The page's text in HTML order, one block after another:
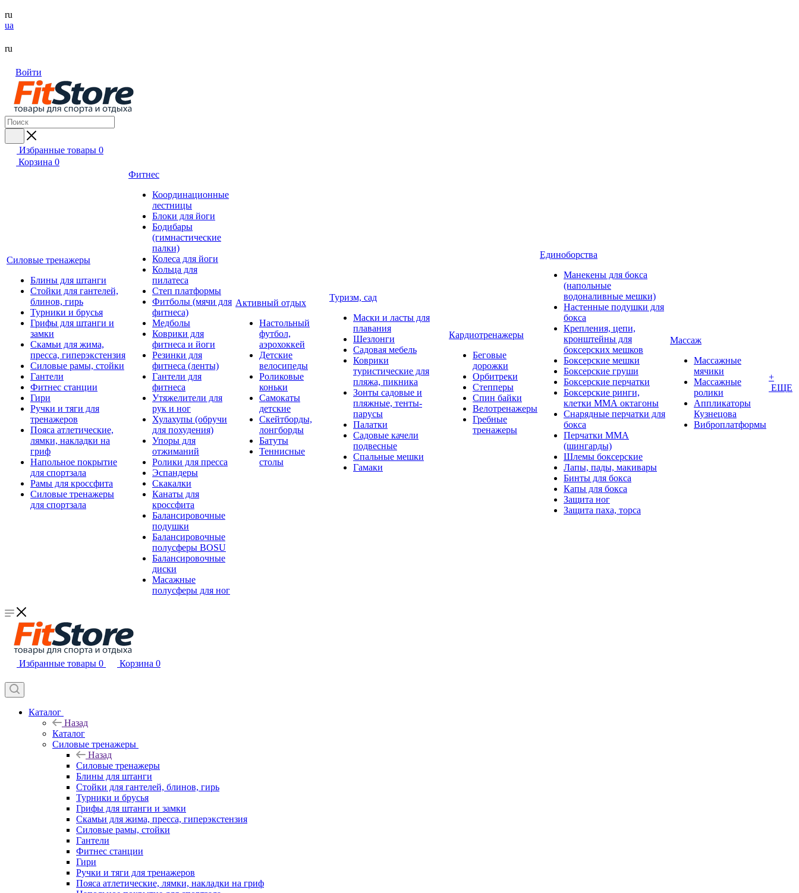
ru
ua
ru
Войти
Избранные товары 0
Корзина 0
Силовые тренажеры
Блины для штанги
Стойки для гантелей,
блинов, гирь
Турники и брусья
Грифы для штанги и
замки
Скамьи для жима,
пресса, гиперэкстензия
Силовые рамы, стойки
Гантели
Фитнес станции
Гири
Ручки и тяги для
тренажеров
Пояса атлетические,
лямки, накладки на
гриф
Напольное покрытие
для спортзала
Рамы для кроссфита
Силовые тренажеры
для спортзала
Фитнес
Координационные
лестницы
Блоки для йоги
Бодибары
(гимнастические
палки)
Колеса для йоги
Кольца для
пилатеса
Степ платформы
Фитболы (мячи для
фитнеса)
Медболы
Коврики для
фитнеса и йоги
Резинки для
фитнеса (ленты)
Гантели для
фитнеса
Утяжелители для
рук и ног
Хулахупы (обручи
для похудения)
Упоры для
отжиманий
Ролики для пресса
Эспандеры
Скакалки
Канаты для
кроссфита
Балансировочные
подушки
Балансировочные
полусферы BOSU
Балансировочные
диски
Масажные
полусферы для ног
Активный отдых
Настольный
футбол,
аэрохоккей
Детские
велосипеды
Роликовые
коньки
Самокаты
детские
Скейтборды,
лонгборды
Батуты
Теннисные
столы
Туризм, сад
Маски и ласты для
плавания
Шезлонги
Садовая мебель
Коврики
туристические для
пляжа, пикника
Зонты садовые и
пляжные, тенты-
парусы
Палатки
Садовые качели
подвесные
Спальные мешки
Гамаки
Кардиотренажеры
Беговые
дорожки
Орбитреки
Степперы
Спин байки
Велотренажеры
Гребные
тренажеры
Единоборства
Манекены для бокса
(напольные
водоналивные мешки)
Настенные подушки для
бокса
Крепления, цепи,
кронштейны для
боксерских мешков
Боксерские мешки
Боксерские груши
Боксерские перчатки
Боксерские ринги,
клетки ММА октагоны
Снарядные перчатки для
бокса
Перчатки MMA
(шингарды)
Шлемы боксерские
Лапы, пады, макивары
Бинты для бокса
Капы для бокса
Защита ног
Защита паха, торса
Массаж
Массажные
мячики
Массажные
ролики
Аппликаторы
Кузнецова
Виброплатформы
+
ЕЩЕ
Избранные товары 0 Корзина 0
Каталог
Назад
Каталог
Силовые тренажеры
Назад
Силовые тренажеры
Блины для штанги
Стойки для гантелей, блинов, гирь
Турники и брусья
Грифы для штанги и замки
Скамьи для жима, пресса, гиперэкстензия
Силовые рамы, стойки
Гантели
Фитнес станции
Гири
Ручки и тяги для тренажеров
Пояса атлетические, лямки, накладки на гриф